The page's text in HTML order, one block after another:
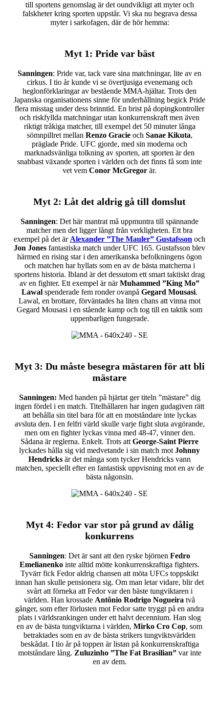
till sportens genomslag är det oundvikligt att myter och
falskheter kring sporten uppstår. Vi ska nu begrava dessa
myter i sarkofagen, där de hör hemma:
Myt 1: Pride var bäst
Sanningen: Pride var, tack vare sina matchningar, lite av en
cirkus. I tio år kunde vi se övertjusiga evenemang och
heglonförklaringar av bestående MMA-hjältar. Trots den
Japanska organisationens sinne för underhållning begick Pride
flera misstag under dess brinntid. En brist på dopingkontroller
och riskfyllda matchningar utan konkurrenskraft men även
riktigt tråkiga matcher, till exempel det 50 minuter långa
sömnpillret mellan Renzo Gracieoch Sanae Kikuta,
präglade Pride. UFC gjorde, med sin moderna och
marknadsvänliga tolkning av sporten, att sporten är den
snabbast växande sporten i världen och det finns få som inte
vet vem Conor McGregor är.
Myt 2: Låt det aldrig gå till domslut
Sanningen: Det här mantrat må uppmuntra till spännande
matcher men det ligger långt från verkligheten. Ett bra
exempel på det är Alexander ”The Mauler” Gustafsson och
Jon Jones fantastiska match under UFC 165. Gustafsson blev
härmed en rising star i den amerikanska befolkningens ögon
och matchen har hyllats som en av de bästa matcherna i
sportens historia. Ibland är det dessutom ett smart taktiskt drag
av en fighter. Ett exempel är närMuhammed ”King Mo”
Lawal spenderade fem ronder ovanpå Gegard Mousasi.
Lawal, en brottare, förväntades ha liten chans att vinna mot
Gegard Mousasi i en stående kamp och tog till en taktik som
uppenbarligen fungerade.
Myt 3: Du måste besegra mästaren för att bli
mästare
Sanningen: Med handen på hjärtat ger titeln ”mästare” dig
ingen fördel i en match. Titelhållaren har ingen gudagiven rätt
att behålla sin titel bara för att en motståndare inte lyckas
avsluta den. I en felfri värld skulle varje fight sluta avgörande,
men om en fighter lyckas vinna med 48-47, vinner den.
Sådana är reglerna. Enkelt. Trots att George-Saint Pierre
lyckades hålla sig vid medvetande i sin match mot Johnny
Hendricks är det många som tycker Hendricks vann
matchen, speciellt efter en fantastisk uppvisning mot en av de
bästa någonsin.
Myt 4: Fedor var stor på grund av dålig
konkurrens
Sanningen: Det är sant att den ryske björnen Fedro
Emelianenko inte alltid mötte konkurrenskraftiga fighters.
Tyvärr fick Fedor aldrig chansen att möta UFCs toppskikt
innan han skulle pensionera sig. Om man letar vidare, blir det
svårt att förneka att Fedor var den bäste tungviktaren i
världen. Han krossade Antônio Rodrigo Nogueira två
gånger, som efter förlusten mot Fedor satte tryggt på en andra
plats i världsrankingen under ett halvt decennium. Han slog
en av de bästa tungviktarna i världen, Mirko Cro Cop, som
betraktades som en av de bästa strikers tungviktsvärlden
beskådat. I tio år på toppen är listan på konkurrenskraftiga
motståndare lång. Zuluzinho ”The Fat Brasilian”var inte
en av dem.